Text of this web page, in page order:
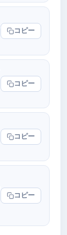
コピー
コピー
コピー
コピー